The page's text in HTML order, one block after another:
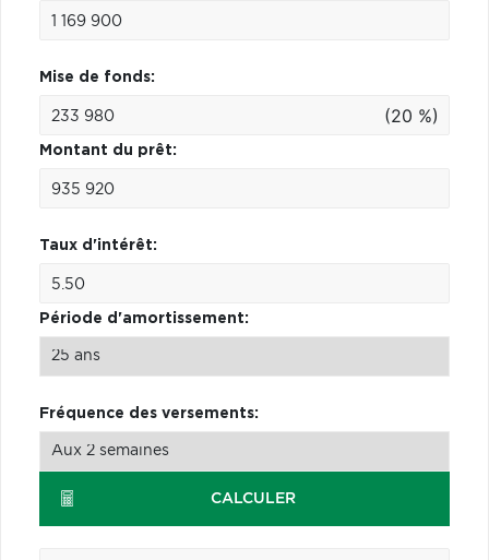
Mise de fonds:
(20 %)
Montant du prêt:
Taux d'intérêt:
Période d'amortissement:
Fréquence des versements:
CALCULER